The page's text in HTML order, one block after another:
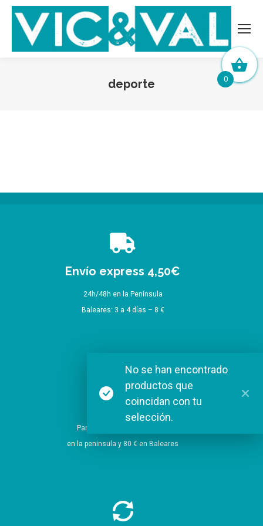
deporte
No se han encontrado
productos que
coincidan con tu
selección.
Envío express 4,50€
24h/48h en la Península
Baleares: 3 a 4 días – 8 €
Envío Gratis
Para pedidos a partir de 60 €
en la peninsula y 80 € en Baleares
0